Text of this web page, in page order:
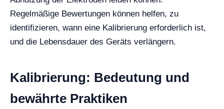
Regelmäßige Bewertungen können helfen, zu
identifizieren, wann eine Kalibrierung erforderlich ist,
und die Lebensdauer des Geräts verlängern.
Kalibrierung: Bedeutung und
bewährte Praktiken